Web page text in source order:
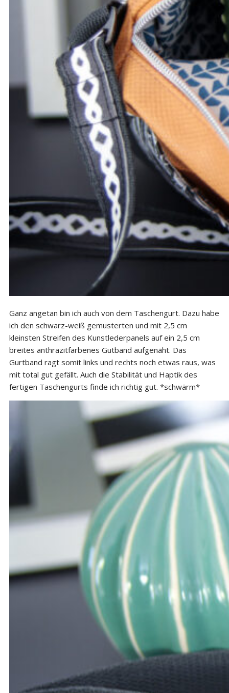
Ganz angetan bin ich auch von dem Taschengurt. Dazu habe
ich den schwarz-weiß gemusterten und mit 2,5 cm
kleinsten Streifen des Kunstlederpanels auf ein 2,5 cm
breites anthrazitfarbenes Gutband aufgenäht. Das
Gurtband ragt somit links und rechts noch etwas raus, was
mit total gut gefällt. Auch die Stabilität und Haptik des
fertigen Taschengurts finde ich richtig gut. *schwärm*